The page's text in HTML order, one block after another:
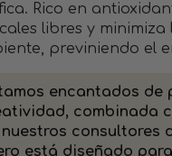
Rico en
libres y
previniendo el
encantados de
combinada
nuestros consultores
está diseñado